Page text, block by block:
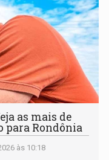
as mais de
para Rondônia
às 10:18